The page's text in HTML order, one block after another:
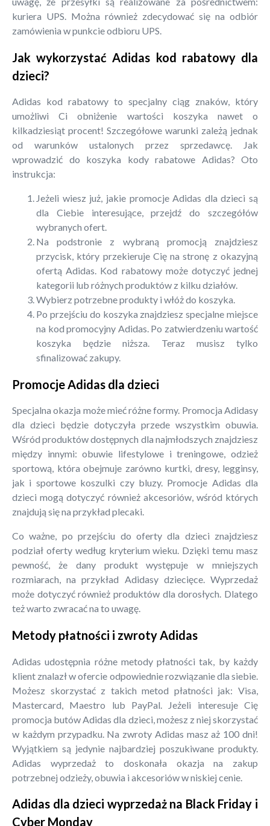
kuriera UPS. Można również zdecydować się na odbiór
zamówienia w punkcie odbioru UPS.
Jak wykorzystać Adidas kod rabatowy dla
dzieci?
Adidas kod rabatowy to specjalny ciąg znaków, który
umożliwi Ci obniżenie wartości koszyka nawet o
kilkadziesiąt procent! Szczegółowe warunki zależą jednak
od warunków ustalonych przez sprzedawcę. Jak
wprowadzić do koszyka kody rabatowe Adidas? Oto
instrukcja:
Jeżeli wiesz już, jakie promocje Adidas dla dzieci są
dla Ciebie interesujące, przejdź do szczegółów
wybranych ofert.
Na podstronie z wybraną promocją znajdziesz
przycisk, który przekieruje Cię na stronę z okazyjną
ofertą Adidas. Kod rabatowy może dotyczyć jednej
kategorii lub różnych produktów z kilku działów.
Wybierz potrzebne produkty i włóż do koszyka.
Po przejściu do koszyka znajdziesz specjalne miejsce
na kod promocyjny Adidas. Po zatwierdzeniu wartość
koszyka będzie niższa. Teraz musisz tylko
sfinalizować zakupy.
Promocje Adidas dla dzieci
Specjalna okazja może mieć różne formy. Promocja Adidasy
dla dzieci będzie dotyczyła przede wszystkim obuwia.
Wśród produktów dostępnych dla najmłodszych znajdziesz
między innymi: obuwie lifestylowe i treningowe, odzież
sportową, która obejmuje zarówno kurtki, dresy, legginsy,
jak i sportowe koszulki czy bluzy. Promocje Adidas dla
dzieci mogą dotyczyć również akcesoriów, wśród których
znajdują się na przykład plecaki.
Co ważne, po przejściu do oferty dla dzieci znajdziesz
podział oferty według kryterium wieku. Dzięki temu masz
pewność, że dany produkt występuje w mniejszych
rozmiarach, na przykład Adidasy dziecięce. Wyprzedaż
może dotyczyć również produktów dla dorosłych. Dlatego
też warto zwracać na to uwagę.
Metody płatności i zwroty Adidas
Adidas udostępnia różne metody płatności tak, by każdy
klient znalazł w ofercie odpowiednie rozwiązanie dla siebie.
Możesz skorzystać z takich metod płatności jak: Visa,
Mastercard, Maestro lub PayPal. Jeżeli interesuje Cię
promocja butów Adidas dla dzieci, możesz z niej skorzystać
w każdym przypadku. Na zwroty Adidas masz aż 100 dni!
Wyjątkiem są jedynie najbardziej poszukiwane produkty.
Adidas wyprzedaż to doskonała okazja na zakup
potrzebnej odzieży, obuwia i akcesoriów w niskiej cenie.
Adidas dla dzieci wyprzedaż na Black Friday i
Cyber Monday